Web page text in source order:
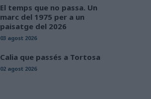
El temps que no passa. Un
marc del 1975 per a un
paisatge del 2026
03 agost 2026
Calia que passés a Tortosa
02 agost 2026